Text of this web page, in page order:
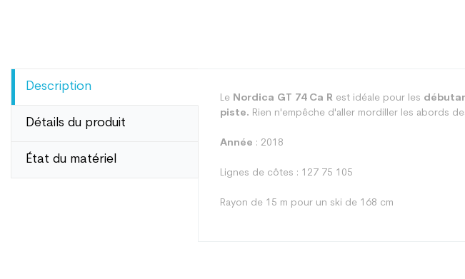
Description
Détails du produit
État du matériel
Le Nordica GT 74 Ca Rest idéale pour les
piste. Rien n'empêche d'aller mordiller les abords
Année : 2018
Lignes de côtes : 127 75 105
Rayon de 15 m pour un ski de 168 cm